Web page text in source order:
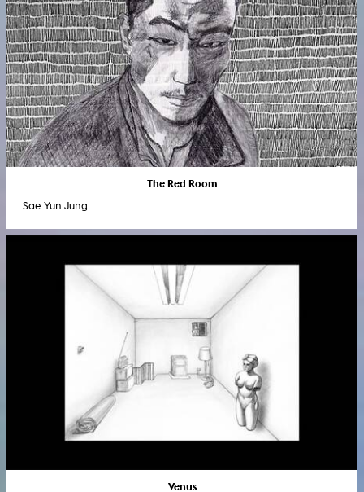
The Red Room
Sae Yun Jung
Venus